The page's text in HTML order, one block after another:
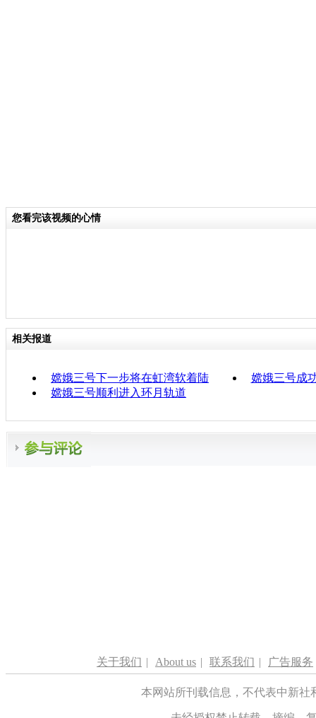
您看完该视频的心情
相关报道
嫦娥三号下一步将在虹湾软着陆
嫦娥三号成
嫦娥三号顺利进入环月轨道
关于我们 | About us | 联系我们 | 广告服务
本网站所刊载信息，不代表中新